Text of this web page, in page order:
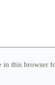
in this browser